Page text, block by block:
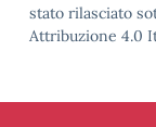
stato rilasciato
Attribuzione 4.0